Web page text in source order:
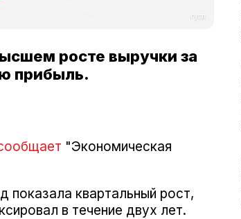
гугл
росте выручки за
прибыль.
"Экономическая
показала квартальный рост,
в течение двух лет.